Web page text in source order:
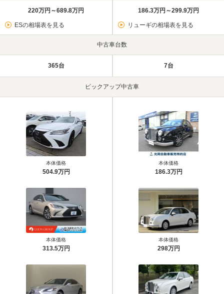
220万円～689.8万円
ESの相場表を見る
186.3万円～299.9万円
リューギの相場表を見る
中古車台数
365台 7台
ピックアップ中古車
本体価格
504.9万円
本体価格
313.5万円
本体価格
186.3万円
本体価格
298万円